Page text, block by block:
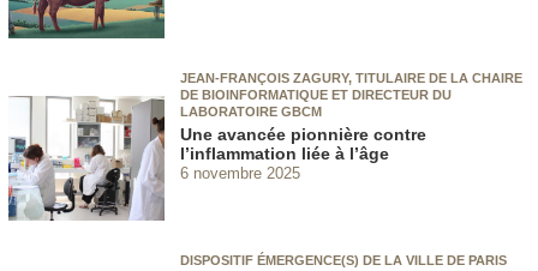
JEAN-FRANÇOIS ZAGURY, TITULAIRE DE LA CHAIRE
DE BIOINFORMATIQUE ET DIRECTEUR DU
LABORATOIRE GBCM
Une avancée pionnière contre
l’inflammation liée à l’âge
6 novembre 2025
DISPOSITIF ÉMERGENCE(S) DE LA VILLE DE PARIS